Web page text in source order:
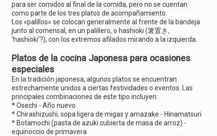
para ser comidos al final de la comida, pero no se cuentan
como parte de los tres platos de acompañamiento.
Los «palillos» se colocan generalmente al frente de la bandeja
junto al comensal, en un palillero, o hashioki (箸置き,
'hashioki'?), con los extremos afilados mirando a la izquierda.
Platos de la cocina Japonesa para ocasiones
especiales
En la tradición japonesa, algunos platos se encuentran
estrechamente unidos a ciertas festividades o eventos. Las
principales combinaciones de este tipo incluyen:
* Osechi - Año nuevo
* Chirashizushi, sopa ligera de migas y amazake - Hinamatsuri
* Botamochi (pasta de azuki cubierta de masa de arroz) -
equinoccio de primavera